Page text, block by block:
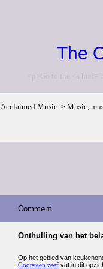
The
<p>Go to the <a
Acclaimed Music > Music,
Comment
Onthulling van het
Op het gebied van
Gootsteen zeef vat in dit